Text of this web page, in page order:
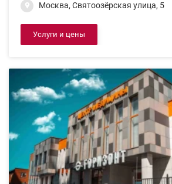
Москва, Святоозёрская улица, 5
Услуги и цены